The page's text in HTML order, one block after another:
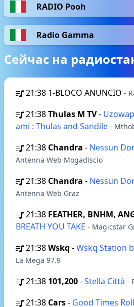
RADIO Pooh
Radio Gamma
Сейчас на
21:38 1-BLOCO ANUNCIO -
21:38Thulas M TV-
ami : Thulas and Sandile -
21:38 Chandra - Nessun
Antenna Web Mogadiscio
21:38 Chandra - Nessun
Antenna Web Graz
21:38 FEATHER, BNHM,
BREATH YOU TAKE - Magicstar
21:38Wskq -Wskq Station
La Mega 97.9
21:38 101,200-Stella Città -
21:38 Cars- Good Times Roll